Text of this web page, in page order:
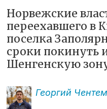
Норвежские
переехавшего в
поселка
сроки покинуть
Шенгенскую
Георгий